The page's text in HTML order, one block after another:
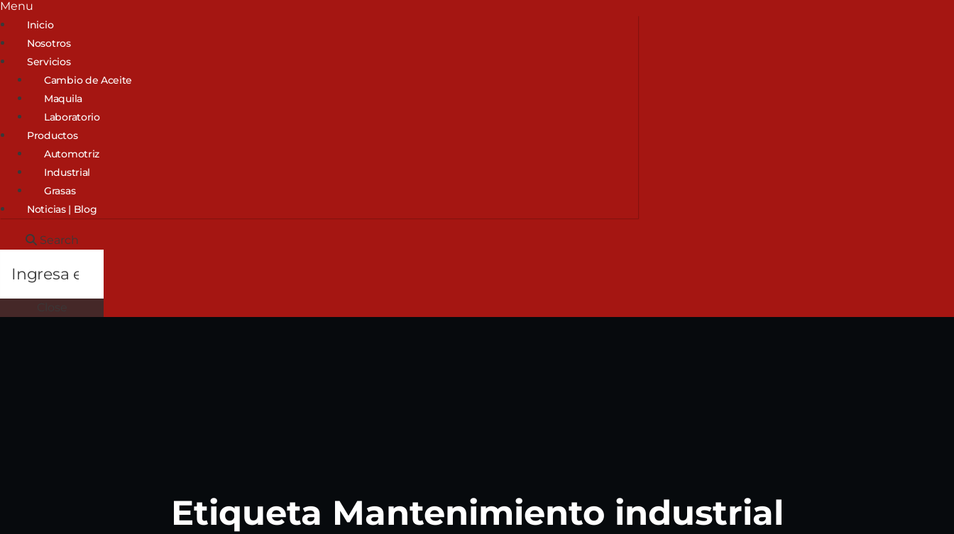
Menu
Inicio
Nosotros
Servicios
Cambio de Aceite
Maquila
Laboratorio
Productos
Automotriz
Industrial
Grasas
Noticias | Blog
Search
Etiqueta Mantenimiento industrial